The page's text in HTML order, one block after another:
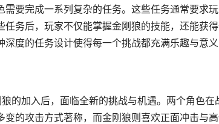
需要完成一系列复杂的任务。这些任务通常要求
任务后，玩家不仅能掌握金刚狼的技能，还能获
度的任务设计使得每一个挑战都充满乐趣与意义
的加入后，面临全新的挑战与机遇。两个角色
变的攻击方式著称，而金刚狼则喜欢正面冲击与